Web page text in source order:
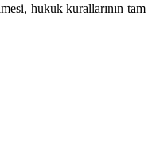
hukuk kurallarının tam